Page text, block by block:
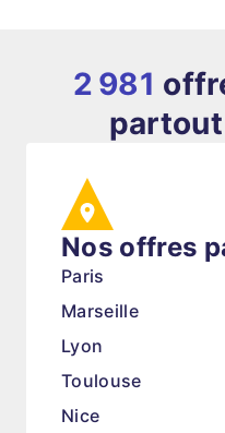
2 981
Nos offres
Paris
Marseille
Lyon
Toulouse
Nice